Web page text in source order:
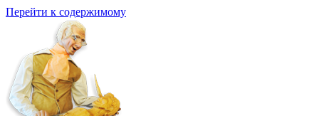
Перейти к содержимому